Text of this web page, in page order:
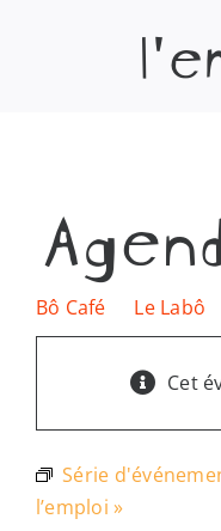
Nous trouver
Bô Café Le Labô
Cet
Série
l’emploi »